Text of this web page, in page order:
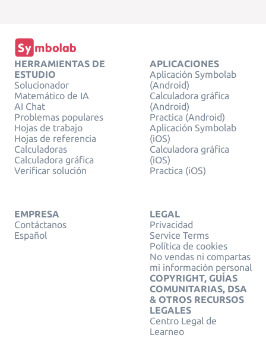
HERRAMIENTAS DE
ESTUDIO
Solucionador
Matemático de IA
AI Chat
Problemas populares
Hojas de trabajo
Hojas de referencia
Calculadoras
Calculadora gráfica
Verificar solución
APLICACIONES
Aplicación Symbolab
(Android)
Calculadora gráfica
(Android)
Practica (Android)
Aplicación Symbolab
(iOS)
Calculadora gráfica
(iOS)
Practica (iOS)
EMPRESA
Contáctanos
Español
LEGAL
Privacidad
Service Terms
Política de cookies
No vendas ni compartas
mi información personal
COPYRIGHT, GUÍAS
COMUNITARIAS, DSA
& OTROS RECURSOS
LEGALES
Centro Legal de
Learneo